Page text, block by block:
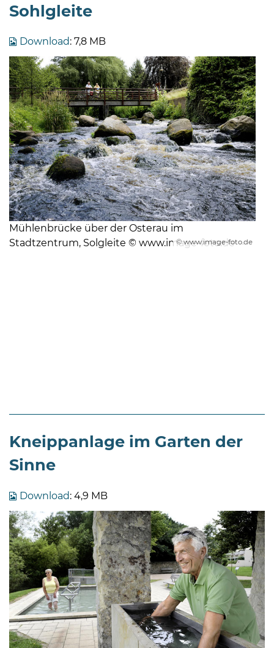
Sohlgleite
Download: 7,8 MB
© www.image-foto.de
Mühlenbrücke über der Osterau im
Stadtzentrum, Solgleite © www.image-foto.de
Kneippanlage im Garten der
Sinne
Download: 4,9 MB